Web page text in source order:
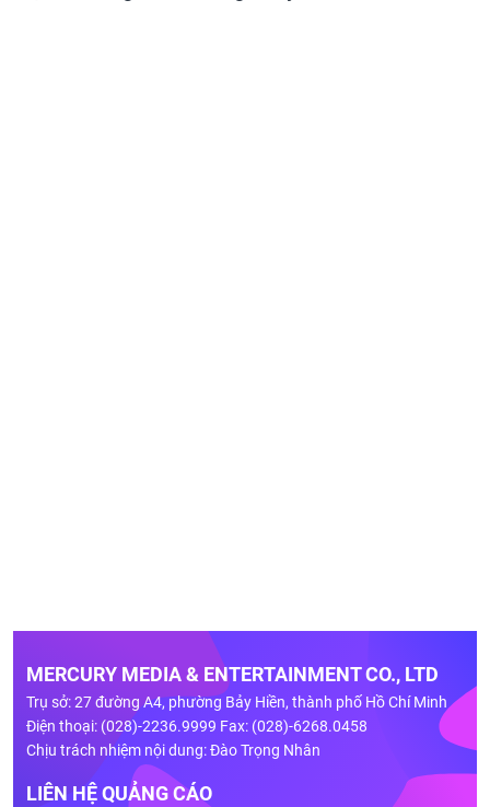
MERCURY MEDIA & ENTERTAINMENT CO., LTD
Trụ sở: 27 đường A4, phường Bảy Hiền, thành phố Hồ Chí Minh
Điện thoại: (028)-2236.9999 Fax: (028)-6268.0458
Chịu trách nhiệm nội dung: Đào Trọng Nhân
LIÊN HỆ QUẢNG CÁO